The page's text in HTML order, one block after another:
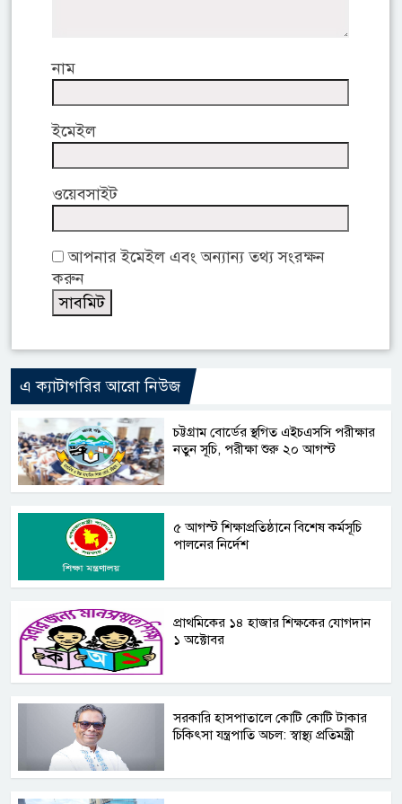
নাম
ইমেইল
ওয়েবসাইট
আপনার ইমেইল এবং অন্যান্য তথ্য সংরক্ষন
করুন
এ ক্যাটাগরির আরো নিউজ
চট্টগ্রাম বোর্ডের স্থগিত এইচএসসি পরীক্ষার
নতুন সূচি, পরীক্ষা শুরু ২০ আগস্ট
৫ আগস্ট শিক্ষাপ্রতিষ্ঠানে বিশেষ কর্মসূচি
পালনের নির্দেশ
প্রাথমিকের ১৪ হাজার শিক্ষকের যোগদান
১ অক্টোবর
সরকারি হাসপাতালে কোটি কোটি টাকার
চিকিৎসা যন্ত্রপাতি অচল: স্বাস্থ্য প্রতিমন্ত্রী